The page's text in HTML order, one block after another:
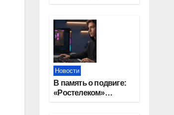
Новосибирской
области
Новости
В память о подвиге:
«Ростелеком»